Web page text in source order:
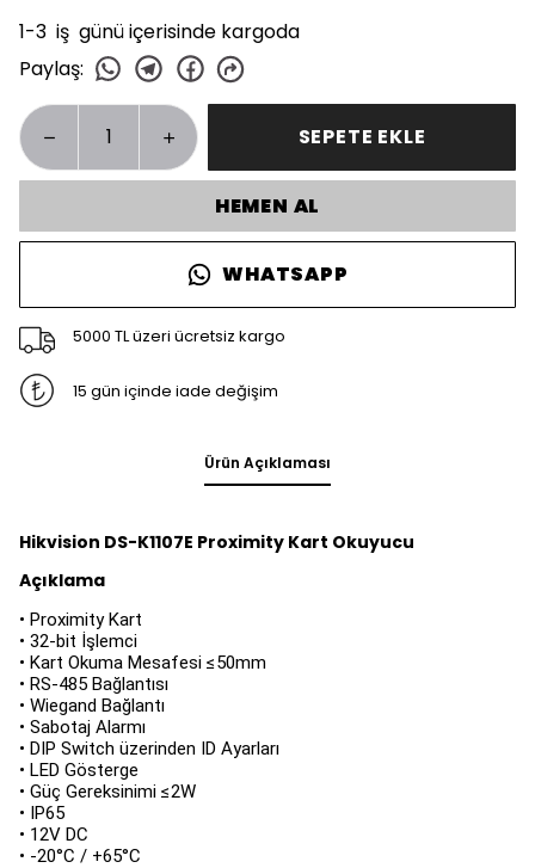
1-3 iş günü içerisinde kargoda
Paylaş:
SEPETE EKLE
HEMEN AL
WHATSAPP
5000 TL üzeri ücretsiz kargo
15 gün içinde iade değişim
Ürün Açıklaması
Hikvision DS-K1107E Proximity Kart Okuyucu
Açıklama
• Proximity Kart
• 32-bit İşlemci
• Kart Okuma Mesafesi ≤50mm
• RS-485 Bağlantısı
• Wiegand Bağlantı
• Sabotaj Alarmı
• DIP Switch üzerinden ID Ayarları
• LED Gösterge
• Güç Gereksinimi ≤2W
• IP65
• 12V DC
• -20°C / +65°C